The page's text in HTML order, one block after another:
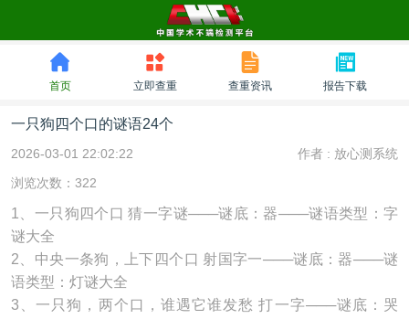
首页 立即查重 查重资讯 报告下载
一只狗四个口的谜语24个
2026-03-01 22:02:22 作者 : 放心测系统
浏览次数：322
1、一只狗四个口 猜一字谜───谜底：器───谜语类型：字
谜大全
2、中央一条狗，上下四个口 射国字一───谜底：器───谜
语类型：灯谜大全
3、一只狗，两个口，谁遇它谁发愁 打一字───谜底：哭